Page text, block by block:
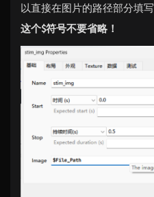
以直接在图片的路径部分填写
这个$符号不要省略！